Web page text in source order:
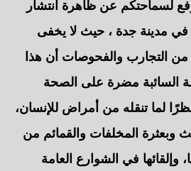
لسماحتكم عن ظاهرة انتشار
في مدينة جدة ، حيث لا يخفى
التجارب والفحوصات أن هذا
السائبة مضرة على الصحة
لما تنقله من أمراض للإنسان،
وبعثرة المخلفات والقمائم من
وإلقائها في الشوارع العامة